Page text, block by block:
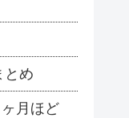
とめ
月ほど